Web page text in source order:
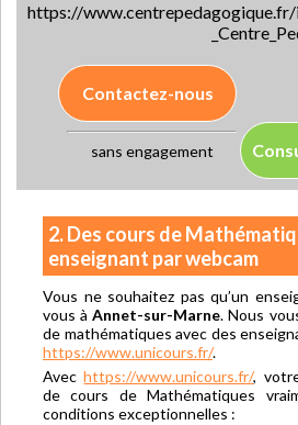
https://www.centrepedagogique.fr/
Contactez-nous
sans engagement
2. Des cours de
enseignant par webcam
Vous ne souhaitez pas qu’un
vous àAnnet-sur-Marne. Nous
de mathématiques avec des
https://www.unicours.fr/.
Avechttps://www.unicours.fr/,
de cours de Mathématiques
conditions exceptionnelles :